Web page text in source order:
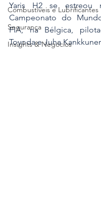
Combustíveis e Lubrificantes
Segurança
Insights & Negócios
Yaris H2 se estreou
Campeonato do
FIA, na Bélgica,
Toyoda e Juha